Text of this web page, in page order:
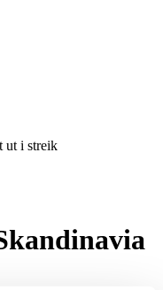
ut i streik